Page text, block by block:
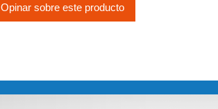
Opinar sobre este producto